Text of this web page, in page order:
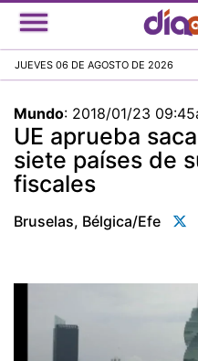
JUEVES 06 DE AGOSTO DE 2026
Mundo: 2018/01/23
UE aprueba
siete países de
fiscales
Bruselas, Bélgica/efe